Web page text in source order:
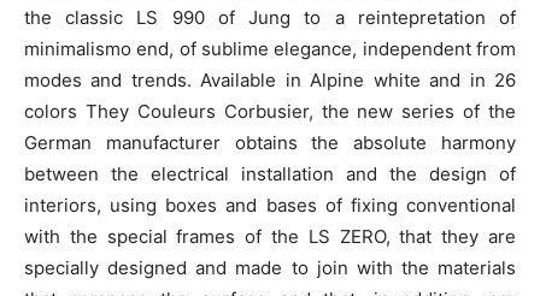
the classic LS 990 of Jung to a reintepretation of
minimalismo end, of sublime elegance, independent from
modes and trends. Available in Alpine white and in 26
colors They Couleurs Corbusier, the new series of the
German manufacturer obtains the absolute harmony
between the electrical installation and the design of
interiors, using boxes and bases of fixing conventional
with the special frames of the LS ZERO, that they are
specially designed and made to join with the materials